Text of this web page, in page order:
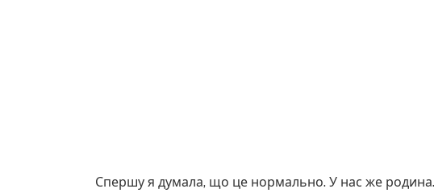
Спершу я думала, що це нормально. У нас же родина.